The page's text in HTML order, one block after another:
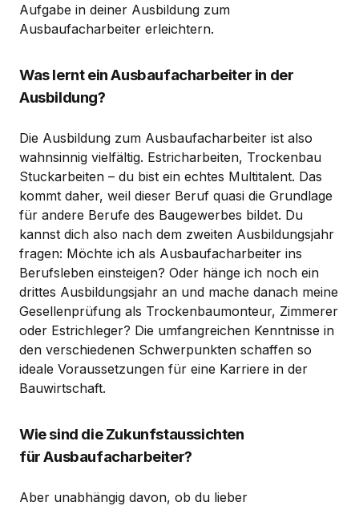
Aufgabe in deiner Ausbildung zum
Ausbaufacharbeiter erleichtern.
Was lernt ein Ausbaufacharbeiter in der
Ausbildung?
Die Ausbildung zum Ausbaufacharbeiter ist also
wahnsinnig vielfältig. Estricharbeiten, Trockenbau
Stuckarbeiten – du bist ein echtes Multitalent. Das
kommt daher, weil dieser Beruf quasi die Grundlage
für andere Berufe des Baugewerbes bildet. Du
kannst dich also nach dem zweiten Ausbildungsjahr
fragen: Möchte ich als Ausbaufacharbeiter ins
Berufsleben einsteigen? Oder hänge ich noch ein
drittes Ausbildungsjahr an und mache danach meine
Gesellenprüfung als Trockenbaumonteur, Zimmerer
oder Estrichleger? Die umfangreichen Kenntnisse in
den verschiedenen Schwerpunkten schaffen so
ideale Voraussetzungen für eine Karriere in der
Bauwirtschaft.
Wie sind die Zukunfstaussichten
für Ausbaufacharbeiter?
Aber unabhängig davon, ob du lieber